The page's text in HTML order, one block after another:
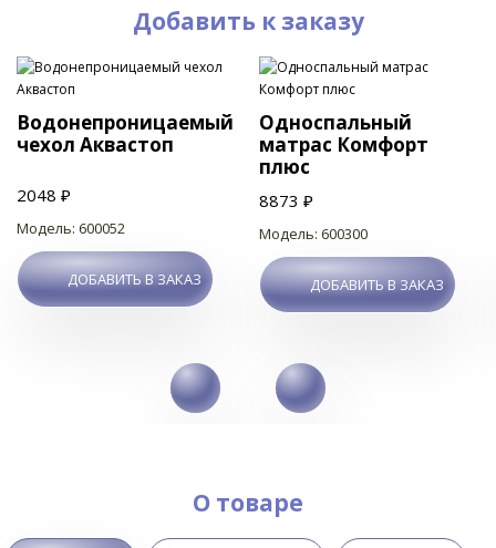
Добавить к заказу
Водонепроницаемый
чехол Аквастоп
2048 ₽
Модель: 600052
ДОБАВИТЬ В ЗАКАЗ
Односпальный
матрас Комфорт
плюс
8873 ₽
Модель: 600300
ДОБАВИТЬ В ЗАКАЗ
О товаре